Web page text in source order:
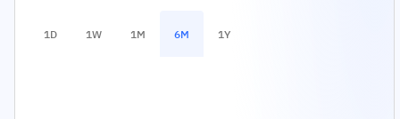
1D 1W 1M 6M 1Y